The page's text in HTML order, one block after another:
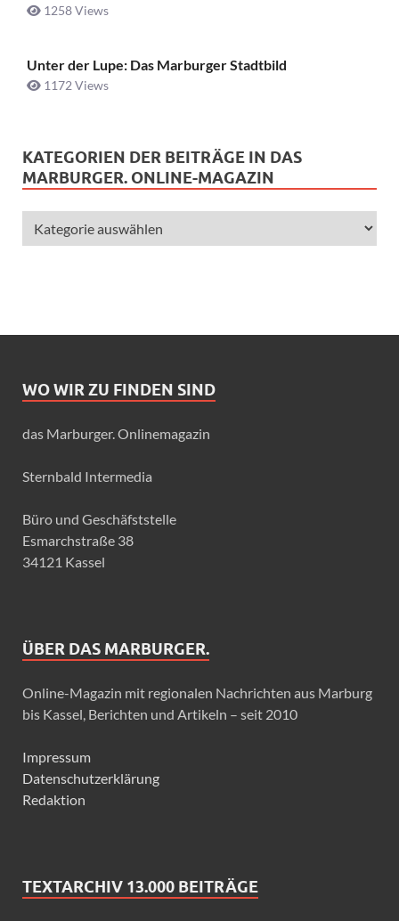
1258 Views
Unter der Lupe: Das Marburger Stadtbild
1172 Views
KATEGORIEN DER BEITRÄGE IN DAS
MARBURGER. ONLINE-MAGAZIN
WO WIR ZU FINDEN SIND
das Marburger. Onlinemagazin
Sternbald Intermedia
Büro und Geschäfststelle
Esmarchstraße 38
34121 Kassel
ÜBER DAS MARBURGER.
Online-Magazin mit regionalen Nachrichten aus Marburg
bis Kassel, Berichten und Artikeln – seit 2010
Impressum
Datenschutzerklärung
Redaktion
TEXTARCHIV 13.000 BEITRÄGE